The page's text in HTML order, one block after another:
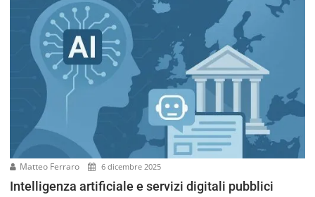
Matteo Ferraro 6 dicembre 2025
Intelligenza artificiale e servizi digitali pubblici